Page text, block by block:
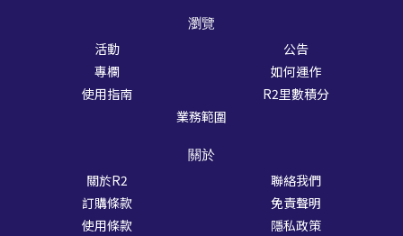
瀏覽
活動
公告
專欄
如何運作
使用指南
R2里數積分
業務範圍
關於
關於R2
聯絡我們
訂購條款
免責聲明
使用條款
隱私政策